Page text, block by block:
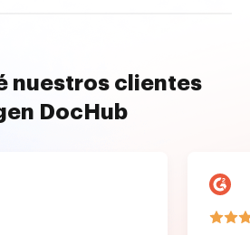
nuestros clientes
DocHub